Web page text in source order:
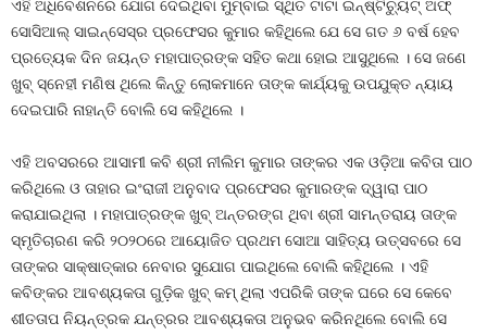
ଏହି ଅଧିବେଶନରେ ଯୋଗ ଦେଇଥିବା ମୁମ୍ବାଇ ସ୍ଥିତ ଟାଟା ଇନ୍‌ଷ୍ଟିଚ୍ୟୁଟ୍ ଅଫ୍
ସୋସିଆଲ୍ ସାଇନ୍‌ସେସ୍‌ର ପ୍ରଫେସର କୁମାର କହିଥିଲେ ଯେ ସେ ଗତ ୬ ବର୍ଷ ହେବ
ପ୍ରତ୍ୟେକ ଦିନ ଜୟନ୍ତ ମହାପାତ୍ରଙ୍କ ସହିତ କଥା ହୋଇ ଆସୁଥିଲେ । ସେ ଜଣେ
ଖୁବ୍ ସ୍ନେହୀ ମଣିଷ ଥିଲେ କିନ୍ତୁ ଲୋକମାନେ ତାଙ୍କ କାର୍ଯ୍ୟକୁ ଉପଯୁକ୍ତ ନ୍ୟାୟ
ଦେଇପାରି ନାହାନ୍ତି ବୋଲି ସେ କହିଥିଲେ ।
ଏହି ଅବସରରେ ଆସାମୀ କବି ଶ୍ରୀ ନୀଲିମ କୁମାର ତାଙ୍କର ଏକ ଓଡ଼ିଆ କବିତା ପାଠ
କରିଥିଲେ ଓ ତାହାର ଇଂରାଜୀ ଅନୁବାଦ ପ୍ରଫେସର କୁମାରଙ୍କ ଦ୍ୱାରା ପାଠ
କରାଯାଇଥିଲା । ମହାପାତ୍ରଙ୍କ ଖୁବ୍ ଅନ୍ତରଙ୍ଗ ଥିବା ଶ୍ରୀ ସାମନ୍ତରାୟ ତାଙ୍କ
ସ୍ମୃତିଚାରଣ କରି ୨୦୨୦ରେ ଆୟୋଜିତ ପ୍ରଥମ ସୋଆ ସାହିତ୍ୟ ଉତ୍ସବରେ ସେ
ତାଙ୍କର ସାକ୍ଷାତ୍‌କାର ନେବାର ସୁଯୋଗ ପାଇଥିଲେ ବୋଲି କହିଥିଲେ । ଏହି
କବିଙ୍କର ଆବଶ୍ୟକତା ଗୁଡ଼ିକ ଖୁବ୍ କମ୍ ଥିଲା ଏପରିକି ତାଙ୍କ ଘରେ ସେ କେବେ
ଶୀତତାପ ନିୟନ୍ତ୍ରକ ଯନ୍ତ୍ରର ଆବଶ୍ୟକତା ଅନୁଭବ କରିନଥିଲେ ବୋଲି ସେ